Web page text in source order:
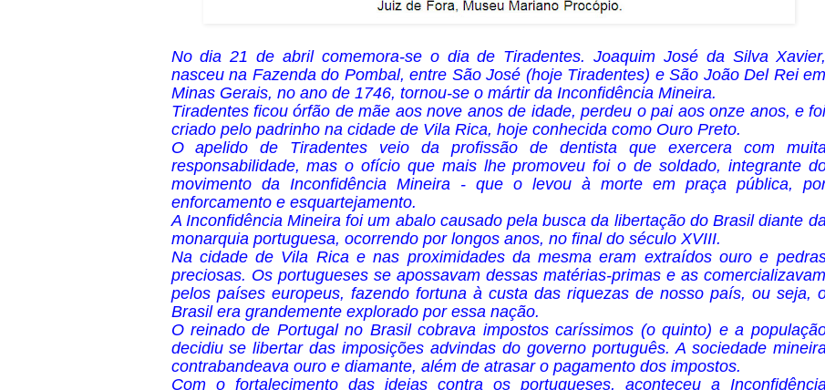
No dia 21 de abril comemora-se o dia de Tiradentes. Joaquim José da Silva Xavier,
nasceu na Fazenda do Pombal, entre São José (hoje Tiradentes) e São João Del Rei em
Minas Gerais, no ano de 1746, tornou-se o mártir da Inconfidência Mineira.
Tiradentes ficou órfão de mãe aos nove anos de idade, perdeu o pai aos onze anos, e
criado pelo padrinho na cidade de Vila Rica, hoje conhecida como Ouro Preto.
O apelido de Tiradentes veio da profissão de dentista que exercera com
responsabilidade, mas o ofício que mais lhe promoveu foi o de soldado, integrante
movimento da Inconfidência Mineira - que o levou à morte em praça pública,
enforcamento e esquartejamento.
A Inconfidência Mineira foi um abalo causado pela busca da libertação do Brasil diante
monarquia portuguesa, ocorrendo por longos anos, no final do século XVIII.
Na cidade de Vila Rica e nas proximidades da mesma eram extraídos ouro e
preciosas. Os portugueses se apossavam dessas matérias-primas e as comercializavam
pelos países europeus, fazendo fortuna à custa das riquezas de nosso país, ou seja,
Brasil era grandemente explorado por essa nação.
O reinado de Portugal no Brasil cobrava impostos caríssimos (o quinto) e a
decidiu se libertar das imposições advindas do governo português. A sociedade
contrabandeava ouro e diamante, além de atrasar o pagamento dos impostos.
Com o fortalecimento das ideias contra os portugueses, aconteceu a